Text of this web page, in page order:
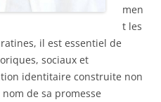
men
t les
il est essentiel de
sociaux et
identitaire construite non
de sa promesse